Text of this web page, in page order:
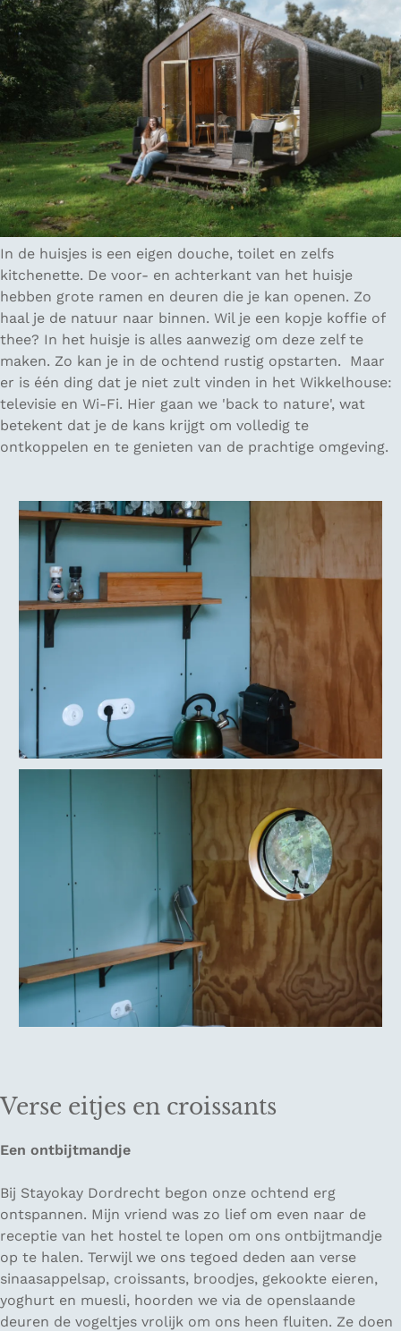
In de huisjes is een eigen douche, toilet en zelfs
kitchenette. De voor- en achterkant van het huisje
hebben grote ramen en deuren die je kan openen. Zo
haal je de natuur naar binnen. Wil je een kopje koffie of
thee? In het huisje is alles aanwezig om deze zelf te
maken. Zo kan je in de ochtend rustig opstarten. Maar
er is één ding dat je niet zult vinden in het Wikkelhouse:
televisie en Wi-Fi. Hier gaan we 'back to nature', wat
betekent dat je de kans krijgt om volledig te
ontkoppelen en te genieten van de prachtige omgeving.
Verse eitjes en croissants
Een ontbijtmandje
Bij Stayokay Dordrecht begon onze ochtend erg
ontspannen. Mijn vriend was zo lief om even naar de
receptie van het hostel te lopen om ons ontbijtmandje
op te halen. Terwijl we ons tegoed deden aan verse
sinaasappelsap, croissants, broodjes, gekookte eieren,
yoghurt en muesli, hoorden we via de openslaande
deuren de vogeltjes vrolijk om ons heen fluiten. Ze doen